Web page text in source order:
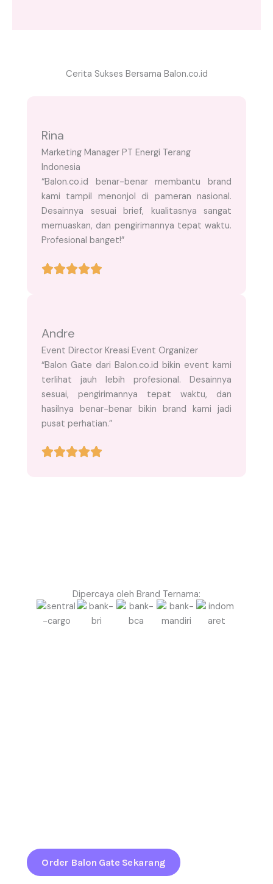
Cerita Sukses Bersama Balon.co.id
Rina
Marketing Manager PT Energi Terang
Indonesia
“Balon.co.id benar-benar membantu brand
kami tampil menonjol di pameran nasional.
Desainnya sesuai brief, kualitasnya sangat
memuaskan, dan pengirimannya tepat waktu.
Profesional banget!”
Andre
Event Director Kreasi Event Organizer
“Balon Gate dari Balon.co.id bikin event kami
terlihat jauh lebih profesional. Desainnya
sesuai, pengirimannya tepat waktu, dan
hasilnya benar-benar bikin brand kami jadi
pusat perhatian.”
Dipercaya oleh Brand Ternama:
Order Balon Gate Sekarang